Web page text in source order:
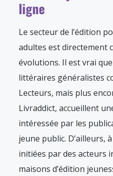
ligne
Le secteur de l’édition
adultes est directement
évolutions. Il est vrai
littéraires généralistes
Lecteurs, mais plus
Livraddict, accueillent
intéressée par les
jeune public. D’ailleurs,
initiées par des acteurs
maisons d’édition